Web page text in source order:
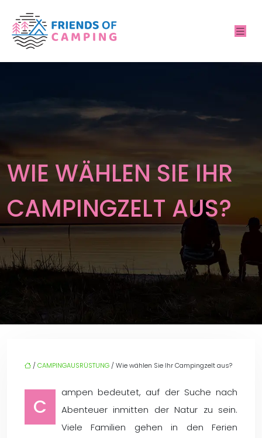
WIE WÄHLEN SIE IHR
CAMPINGZELT AUS?
/CAMPINGAUSRÜSTUNG/ Wie wählen Sie Ihr Campingzelt aus?
C
ampen bedeutet, auf der Suche nach
Abenteuer inmitten der Natur zu sein.
Viele Familien gehen in den Ferien